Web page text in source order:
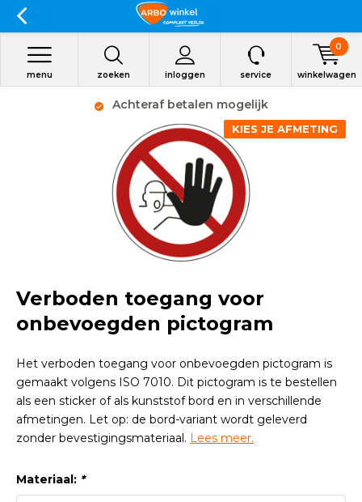
zoeken inloggen
menu service winkelwagen
0
Achteraf betalen mogelijk
KIES JE AFMETING
Verboden toegang voor
onbevoegden pictogram
Het verboden toegang voor onbevoegden pictogram is
gemaakt volgens ISO 7010. Dit pictogram is te bestellen
als een sticker of als kunststof bord en in verschillende
afmetingen. Let op: de bord-variant wordt geleverd
zonder bevestigingsmateriaal. Lees meer.
Materiaal: *